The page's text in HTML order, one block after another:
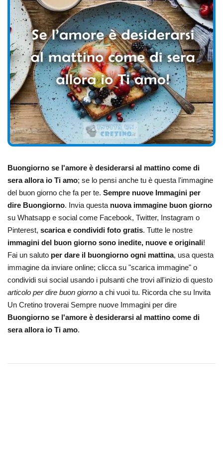
Buongiorno se l'amore è desiderarsi al mattino come di
sera allora io Ti amo; se lo pensi anche tu è questa l'immagine
del buon giorno che fa per te. Sempre nuove Immagini per
dire Buongiorno. Invia questa nuova immagine buon giorno
su Whatsapp e social come Facebook, Twitter, Instagram o
Pinterest, scarica e condividi foto gratis. Tutte le nostre
immagini del buon giorno sono inedite, nuove e originali!
Fai un saluto per dare il buongiorno ogni mattina, usa questa
immagine da inviare online; clicca su "scarica immagine" o
condividi sui social usando i pulsanti che trovi all'inizio di questo
articolo per dire buon giorno a chi vuoi tu. Ricorda che su Invita
Un Cretino troverai Sempre nuove Immagini per dire
Buongiorno se l'amore è desiderarsi al mattino come di
sera allora io Ti amo.